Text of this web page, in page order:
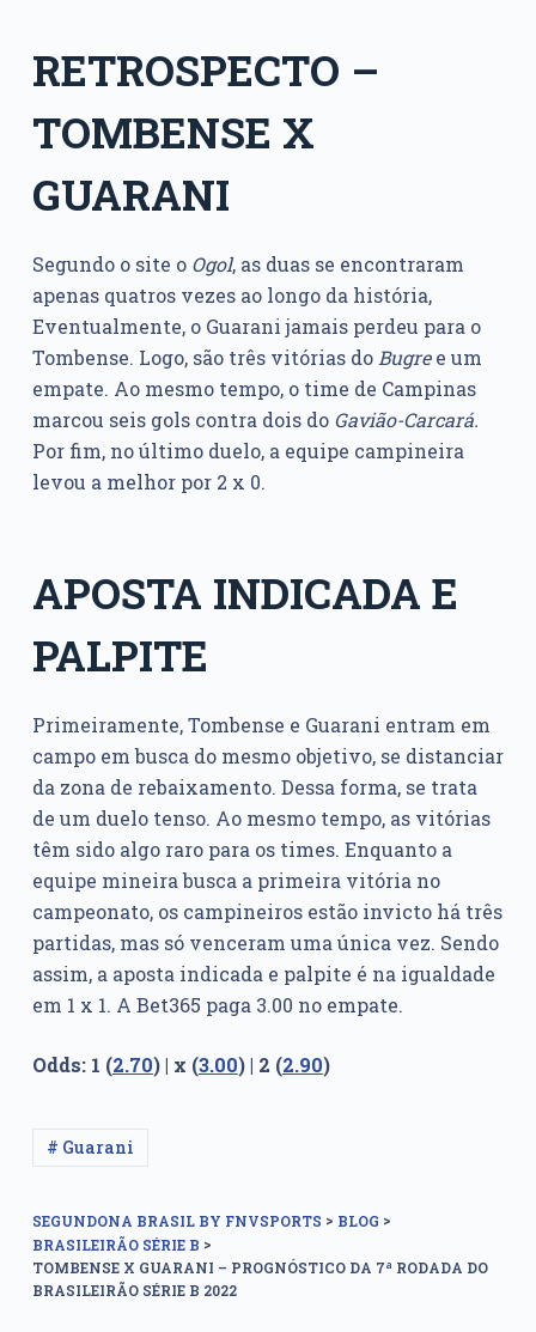
RETROSPECTO –
TOMBENSE X
GUARANI
Segundo o site o Ogol, as duas se encontraram
apenas quatros vezes ao longo da história,
Eventualmente, o Guarani jamais perdeu para o
Tombense. Logo, são três vitórias doBugree um
empate. Ao mesmo tempo, o time de Campinas
marcou seis gols contra dois do Gavião-Carcará.
Por fim, no último duelo, a equipe campineira
levou a melhor por 2 x 0.
APOSTA INDICADA E
PALPITE
Primeiramente, Tombense e Guarani entram em
campo em busca do mesmo objetivo, se distanciar
da zona de rebaixamento. Dessa forma, se trata
de um duelo tenso. Ao mesmo tempo, as vitórias
têm sido algo raro para os times. Enquanto a
equipe mineira busca a primeira vitória no
campeonato, os campineiros estão invicto há três
partidas, mas só venceram uma única vez. Sendo
assim, a aposta indicada e palpite é na igualdade
em 1 x 1. A Bet365 paga 3.00 no empate.
Odds: 1 (2.70) | x (3.00) | 2 (2.90)
# Guarani
SEGUNDONA BRASIL BY FNVSPORTS > BLOG >
BRASILEIRÃO SÉRIE B >
TOMBENSE X GUARANI – PROGNÓSTICO DA 7ª RODADA DO
BRASILEIRÃO SÉRIE B 2022